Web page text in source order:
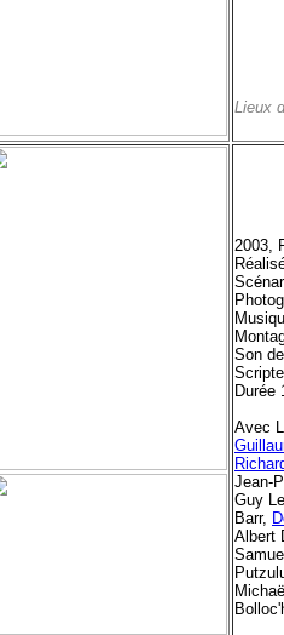
Lieux
2003,
Son
Durée
Avec
Jean-
Guy
Barr,
Albert